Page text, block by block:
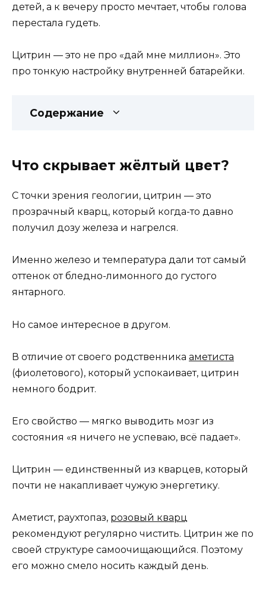
детей, а к вечеру просто мечтает, чтобы голова
перестала гудеть.
Цитрин — это не про «дай мне миллион». Это
про тонкую настройку внутренней батарейки.
Содержание
Что скрывает жёлтый цвет?
С точки зрения геологии, цитрин — это
прозрачный кварц, который когда-то давно
получил дозу железа и нагрелся.
Именно железо и температура дали тот самый
оттенок от бледно-лимонного до густого
янтарного.
Но самое интересное в другом.
В отличие от своего родственника аметиста
(фиолетового), который успокаивает, цитрин
немного бодрит.
Его свойство — мягко выводить мозг из
состояния «я ничего не успеваю, всё падает».
Цитрин — единственный из кварцев, который
почти не накапливает чужую энергетику.
Аметист, раухтопаз, розовый кварц
рекомендуют регулярно чистить. Цитрин же по
своей структуре самоочищающийся. Поэтому
его можно смело носить каждый день.